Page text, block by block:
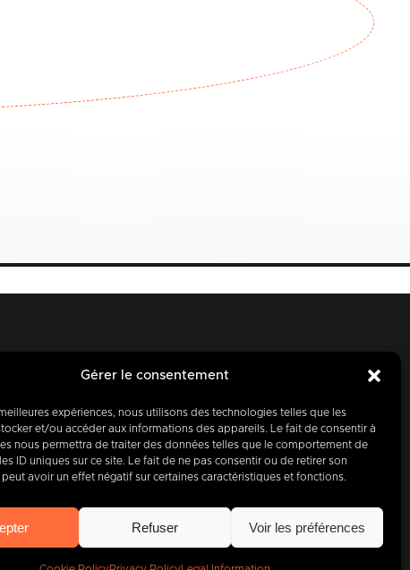
Gérer le consentement
expériences, nous utilisons des technologies telles que les
et/ou accéder aux informations des appareils. Le fait de consentir à
nous permettra de traiter des données telles que le comportement de
ID uniques sur ce site. Le fait de ne pas consentir ou de retirer son
avoir un effet négatif sur certaines caractéristiques et fonctions.
Refuser Voir les préférences
partner
companies.